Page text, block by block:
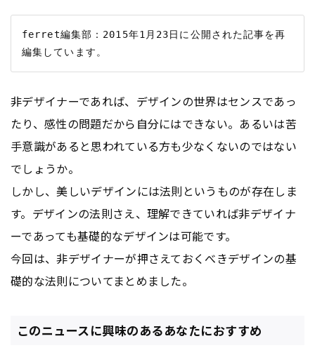
ferret編集部：2015年1月23日に公開された記事を再
非デザイナーであれば、デザインの世界はセンスであっ
たり、感性の問題だから自分にはできない。あるいは苦
手意識があると思われている方も少なくないのではない
でしょうか。
しかし、美しいデザインには法則というものが存在しま
す。デザインの法則さえ、理解できていれば非デザイナ
ーであっても基礎的なデザインは可能です。
今回は、非デザイナーが押さえておくべきデザインの基
礎的な法則についてまとめました。
このニュースに興味のあるあなたにおすすめ